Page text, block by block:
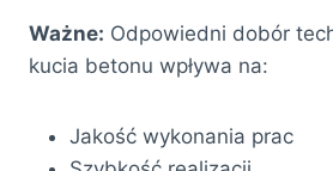
Ważne: Odpowiedni dobór
kucia betonu wpływa na:
Jakość wykonania prac